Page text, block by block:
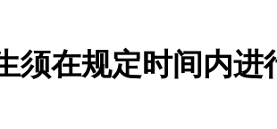
须在规定时间内进